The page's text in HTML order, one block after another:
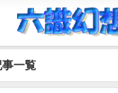
一覧